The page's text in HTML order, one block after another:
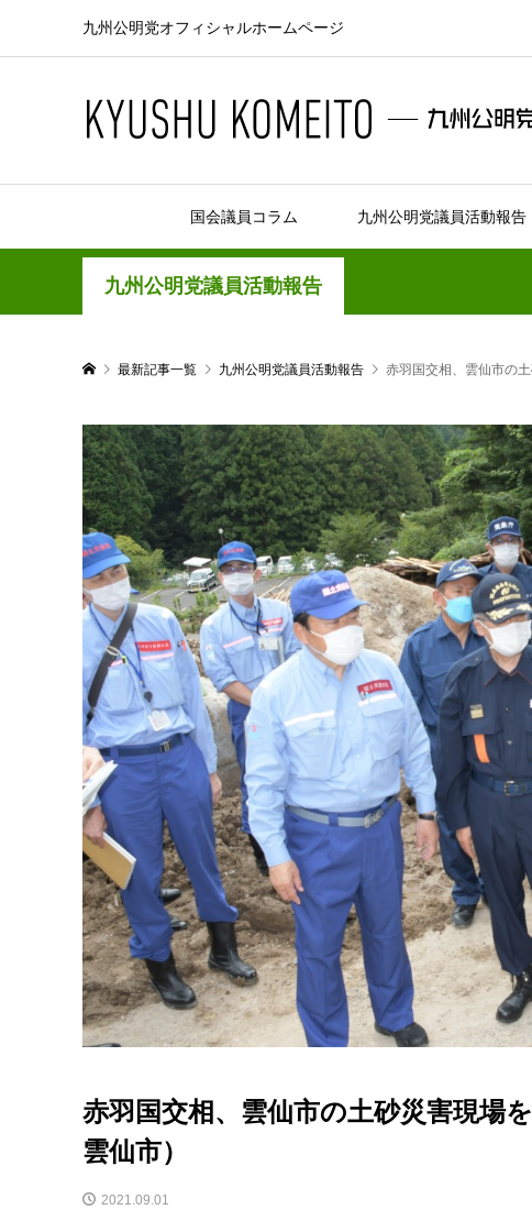
九州公明党オフィシャルホームページ
国会議員コラム 九州公明党議員活動報告
九州公明党議員活動報告
最新記事一覧 九州公明党議員活動報告 赤羽国交相、雲仙市の
赤羽国交相、雲仙市の土砂災害現場
雲仙市）
2021.09.01